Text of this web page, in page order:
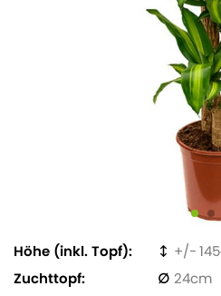
Höhe (inkl. Topf)
145
Zuchttopf
24